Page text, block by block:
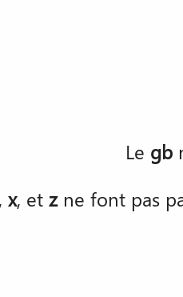
Le gb
x, et zne font pas